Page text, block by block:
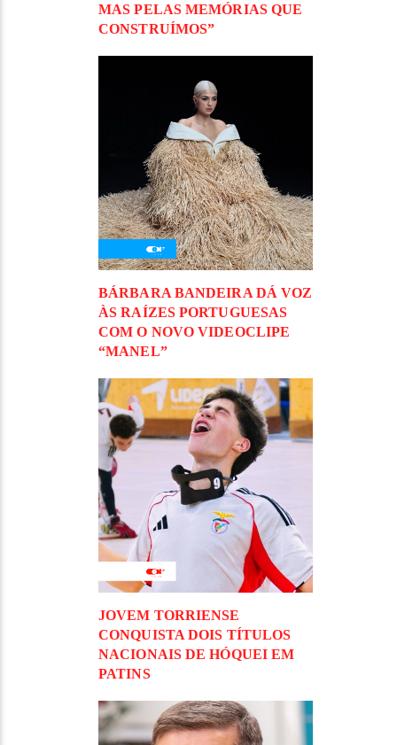
MAS PELAS MEMÓRIAS QUE
CONSTRUÍMOS”
BÁRBARA BANDEIRA DÁ VOZ
ÀS RAÍZES PORTUGUESAS
COM O NOVO VIDEOCLIPE
“MANEL”
JOVEM TORRIENSE
CONQUISTA DOIS TÍTULOS
NACIONAIS DE HÓQUEI EM
PATINS